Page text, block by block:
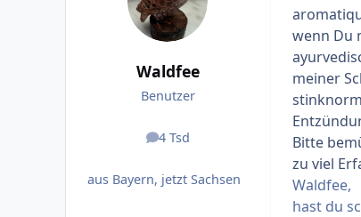
allen
Waldfee
Benutzer
4 TsdBeiträge
aus Bayern, jetzt Sachsen
wenn Du
meiner
Bitte
zu viel
Waldfee,
hast du